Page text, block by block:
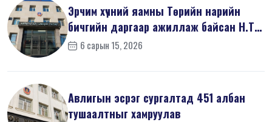
Эрчим хүчний яамны Төрийн нарийн
бичгийн даргаар ажиллаж байсан Н.Т
на...6 сарын 15, 2026
Авлигын эсрэг сургалтад 451 албан
тушаалтныг хамруулав